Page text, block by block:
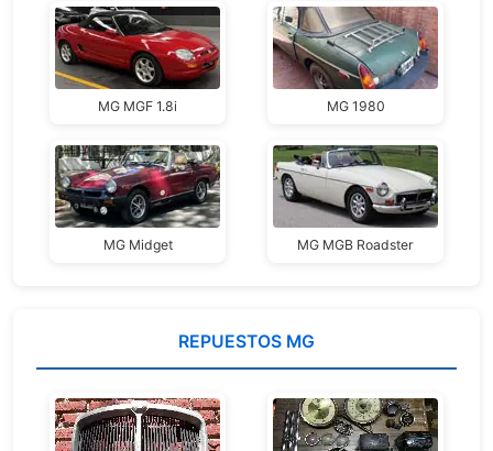
MG MGF 1.8i MG 1980
MG Midget MG MGB Roadster
REPUESTOS MG